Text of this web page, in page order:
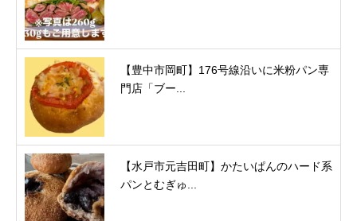
【豊中市岡町】176号線沿いに米粉パン専
門店「ブー...
【水戸市元吉田町】かたいぱんのハード系
パンとむぎゅ...